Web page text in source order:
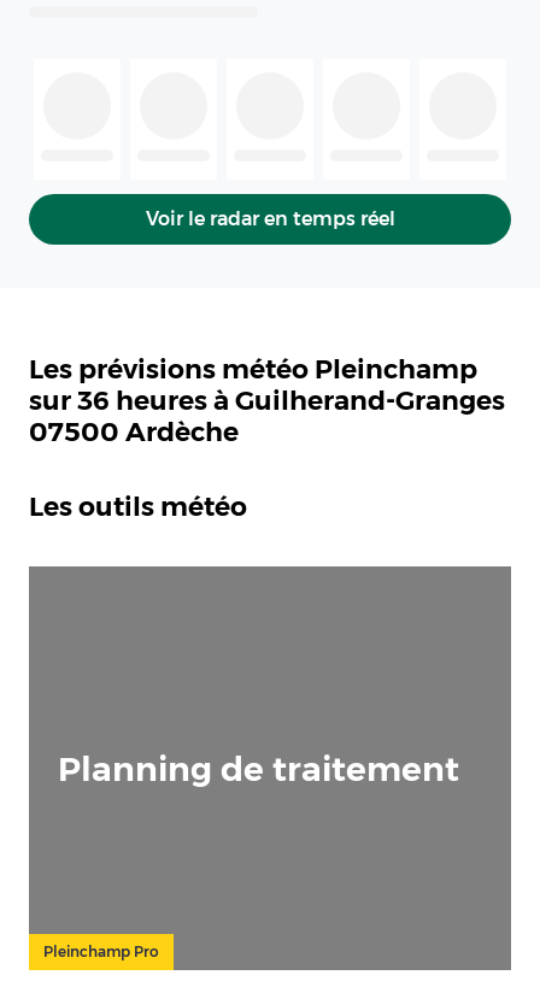
Voir le radar en temps réel
Les prévisions météo Pleinchamp
sur 36 heures à Guilherand-Granges
07500 Ardèche
Les outils météo
Planning de traitement
Pleinchamp Pro